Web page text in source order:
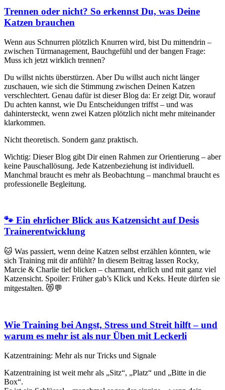
Trennen oder nicht? So erkennst Du, was Deine
Katzen brauchen
Wenn aus Schnurren plötzlich Knurren wird, bist Du mittendrin –
zwischen Türmanagement, Bauchgefühl und der bangen Frage:
Muss ich jetzt wirklich trennen?
Du willst nichts überstürzen. Aber Du willst auch nicht länger
zuschauen, wie sich die Stimmung zwischen Deinen Katzen
verschlechtert. Genau dafür ist dieser Blog da: Er zeigt Dir, worauf
Du achten kannst, wie Du Entscheidungen triffst – und was
dahintersteckt, wenn zwei Katzen plötzlich nicht mehr miteinander
klarkommen.
Nicht theoretisch. Sondern ganz praktisch.
Wichtig: Dieser Blog gibt Dir einen Rahmen zur Orientierung – aber
keine Pauschallösung. Jede Katzenbeziehung ist individuell.
Manchmal braucht es mehr als Beobachtung – manchmal braucht es
professionelle Begleitung.
🐾 Ein ehrlicher Blick aus Katzensicht auf Desis
Trainerentwicklung
🐱 Was passiert, wenn deine Katzen selbst erzählen könnten, wie
sich Training mit dir anfühlt? In diesem Beitrag lassen Rocky,
Marcie & Charlie tief blicken – charmant, ehrlich und mit ganz viel
Katzensicht. Spoiler: Früher gab’s Klick und Keks. Heute dürfen sie
mitgestalten. 😻💬
Wie Training bei Angst, Stress und Streit hilft – und
warum es mehr ist als nur Üben mit Leckerli
Katzentraining: Mehr als nur Tricks und Signale
Katzentraining ist weit mehr als „Sitz“, „Platz“ und „Bitte in die
Box“.